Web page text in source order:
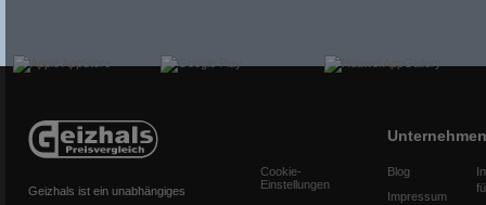
Geizhals ist ein unabhängiges
Cookie-
Einstellungen
Unternehmen
Blog
Impressum